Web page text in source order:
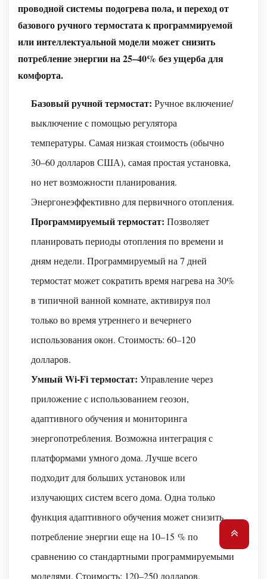
проводной системы подогрева пола, и переход от
базового ручного термостата к программируемой
или интеллектуальной модели может снизить
потребление энергии на 25–40% без ущерба для
комфорта.
Базовый ручной термостат:Ручное включение/
выключение с помощью регулятора
температуры. Самая низкая стоимость (обычно
30–60 долларов США), самая простая установка,
но нет возможности планирования.
Энергонеэффективно для первичного отопления.
Программируемый термостат:Позволяет
планировать периоды отопления по времени и
дням недели. Программируемый на 7 дней
термостат может сократить время нагрева на 30%
в типичной ванной комнате, активируя пол
только во время утреннего и вечернего
использования окон. Стоимость: 60–120
долларов.
Умный Wi-Fi термостат:Управление через
приложение с использованием геозон,
адаптивного обучения и мониторинга
энергопотребления. Возможна интеграция с
платформами умного дома. Лучше всего
подходит для больших установок или
излучающих систем всего дома. Одна только
функция адаптивного обучения может снизить
потребление энергии еще на 10–15 % по
сравнению со стандартными программируемыми
моделями. Стоимость: 120–250 долларов.